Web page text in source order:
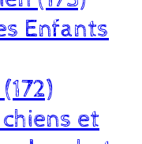
Enfants
et